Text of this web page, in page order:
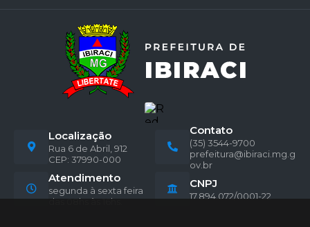
Localização
Rua 6 de Abril, 912
CEP: 37990-000
Contato
(35) 3544-9700
prefeitura@ibiraci.mg.g
ov.br
Atendimento
segunda à sexta feira
das 08hs às 16hs.
CNPJ
17.894.072/0001-22